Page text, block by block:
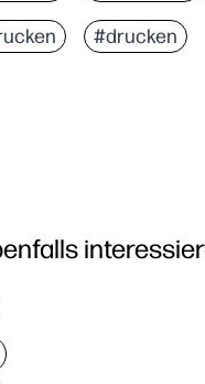
#drucken